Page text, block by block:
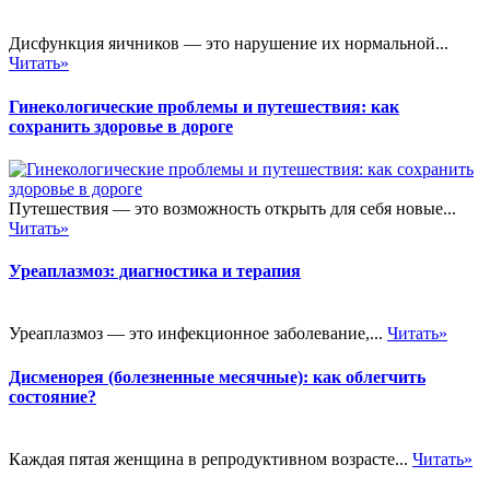
Дисфункция яичников — это нарушение их нормальной...
Читать»
Гинекологические проблемы и путешествия: как
сохранить здоровье в дороге
Путешествия — это возможность открыть для себя новые...
Читать»
Уреаплазмоз: диагностика и терапия
Уреаплазмоз — это инфекционное заболевание,... Читать»
Дисменорея (болезненные месячные): как облегчить
состояние?
Каждая пятая женщина в репродуктивном возрасте... Читать»